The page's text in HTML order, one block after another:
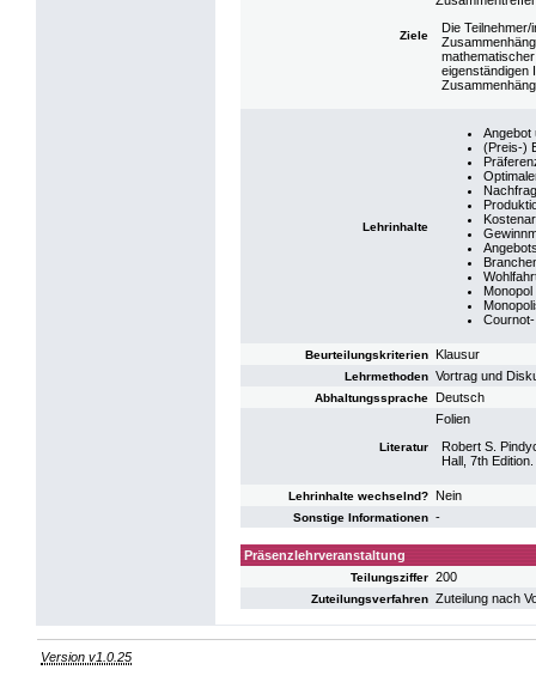
Ziele
Die
eigenständigen
Lehrinhalte
Angebot
(Preis-)
Monopol
Beurteilungskriterien Klausur
Lehrmethoden Vortrag und
Abhaltungssprache Deutsch
Literatur
Folien
Robert S.
Hall, 7th Edition.
Lehrinhalte wechselnd? Nein
Sonstige Informationen -
Präsenzlehrveranstaltung
Teilungsziffer 200
Zuteilungsverfahren Zuteilung nach
Version v1.0.25